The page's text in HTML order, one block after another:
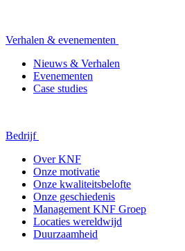
Verhalen & evenementen
Nieuws & Verhalen
Evenementen
Case studies
Bedrijf
Over KNF
Onze motivatie
Onze kwaliteitsbelofte
Onze geschiedenis
Management KNF Groep
Locaties wereldwijd
Duurzaamheid